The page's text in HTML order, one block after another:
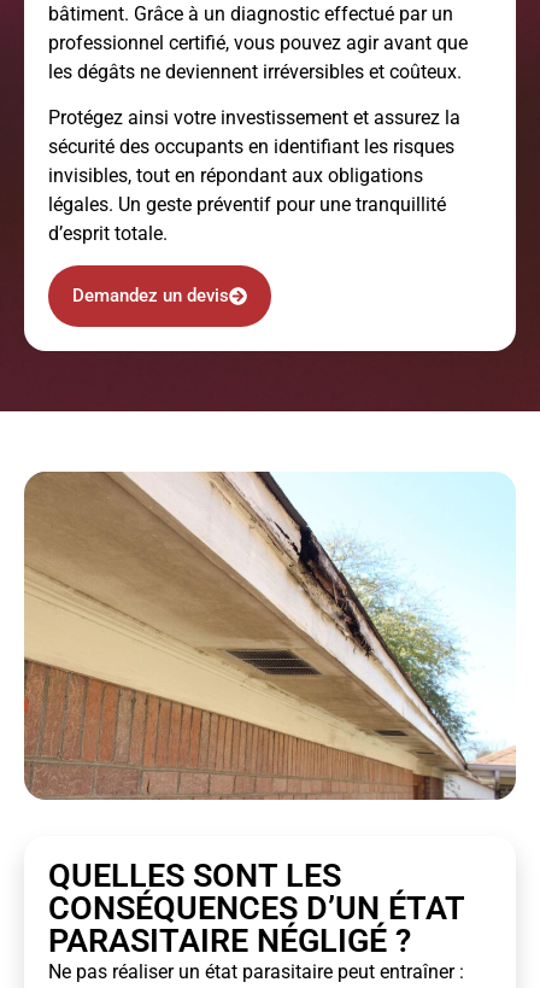
bâtiment. Grâce à un diagnostic effectué par un
professionnel certifié, vous pouvez agir avant que
les dégâts ne deviennent irréversibles et coûteux.
Protégez ainsi votre investissement et assurez la
sécurité des occupants en identifiant les risques
invisibles, tout en répondant aux obligations
légales. Un geste préventif pour une tranquillité
d’esprit totale.
Demandez un devis
QUELLES SONT LES
CONSÉQUENCES D’UN ÉTAT
PARASITAIRE NÉGLIGÉ ?
Ne pas réaliser un état parasitaire peut entraîner :